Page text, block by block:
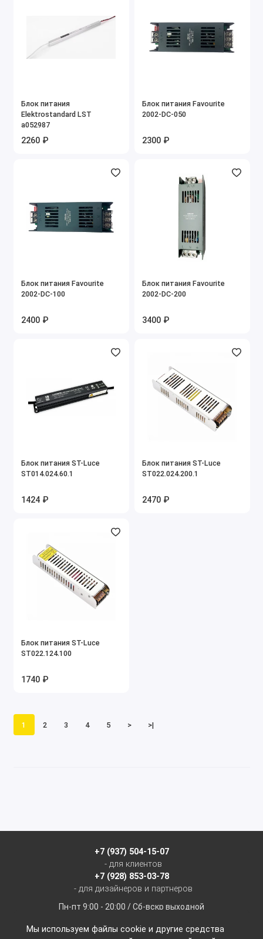
Блок питания
Elektrostandard LST
a052987
2260 ₽
Блок питания Favourite
2002-DC-050
2300 ₽
Блок питания Favourite
2002-DC-100
2400 ₽
Блок питания Favourite
2002-DC-200
3400 ₽
Блок питания ST-Luce
ST014.024.60.1
1424 ₽
Блок питания ST-Luce
ST022.024.200.1
2470 ₽
Блок питания ST-Luce
ST022.124.100
1740 ₽
1 2 3 4 5 > >|
Мы используем файлы cookie и другие средства
+7 (937) 504-15-07
- для клиентов
+7 (928) 853-03-78
- для дизайнеров и партнеров
Пн-пт 9:00 - 20:00 / Сб-вскр выходной